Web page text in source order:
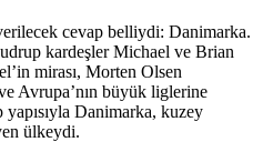
cevap belliydi: Danimarka.
kardeşler Michael ve Brian
mirası, Morten Olsen
Avrupa’nın büyük liglerine
Danimarka, kuzey
ülkeydi.